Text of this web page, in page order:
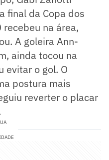
final da Copa dos
na área,
A goleira Ann-
ainda tocou na
evitar o gol. O
postura mais
reverter o placar